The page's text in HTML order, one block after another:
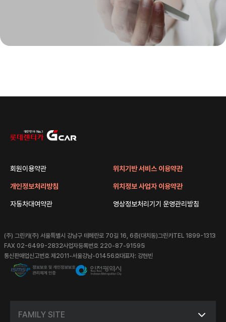
회원이용약관
개인정보처리방침
자동차대여약관
위치기반 서비스 이용약관
위치정보 사업자 이용약관
영상정보처리기기 운영관리방침
(주) 그린카(주) 서울특별시 강남구 테헤란로 70길 16, 6층(대치동)그린카TEL 1899-1313
FAX 02-6499-2832사업자등록번호 220-87-91595
통신판매업신고번호 제2011-서울강남-01456호대표자: 강현빈